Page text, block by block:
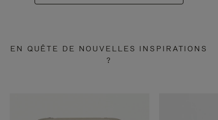
EN QUÊTE DE NOUVELLES INSPIRATIONS
?